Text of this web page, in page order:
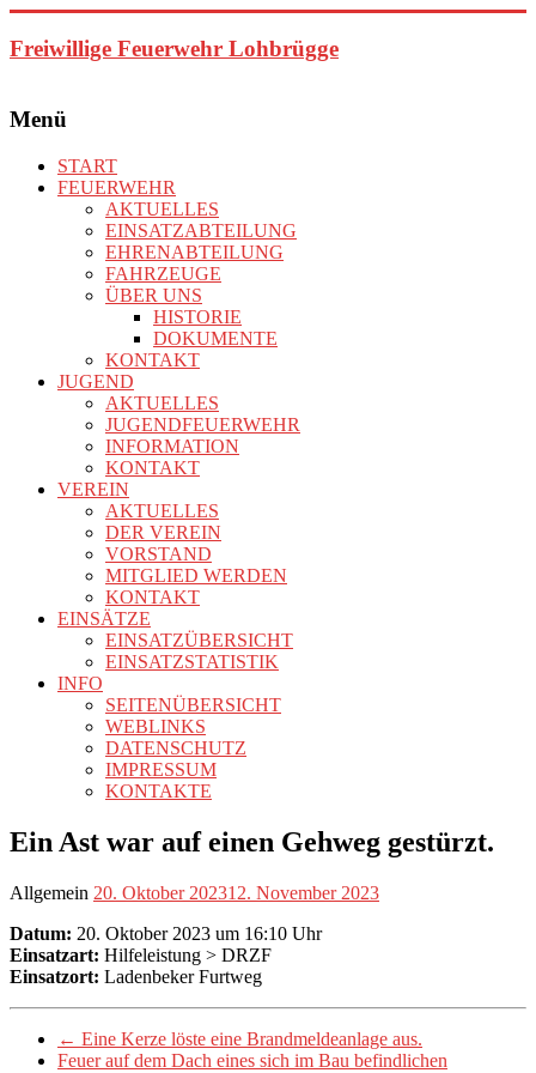
Inhalt
springen
Freiwillige Feuerwehr Lohbrügge
Menü
START
FEUERWEHR
AKTUELLES
EINSATZABTEILUNG
EHRENABTEILUNG
FAHRZEUGE
ÜBER UNS
HISTORIE
DOKUMENTE
KONTAKT
JUGEND
AKTUELLES
JUGENDFEUERWEHR
INFORMATION
KONTAKT
VEREIN
AKTUELLES
DER VEREIN
VORSTAND
MITGLIED WERDEN
KONTAKT
EINSÄTZE
EINSATZÜBERSICHT
EINSATZSTATISTIK
INFO
SEITENÜBERSICHT
WEBLINKS
DATENSCHUTZ
IMPRESSUM
KONTAKTE
Ein Ast war auf einen Gehweg gestürzt.
Allgemein 20. Oktober 202312. November 2023
Datum: 20. Oktober 2023 um 16:10 Uhr
Einsatzart: Hilfeleistung > DRZF
Einsatzort: Ladenbeker Furtweg
← Eine Kerze löste eine Brandmeldeanlage aus.
Feuer auf dem Dach eines sich im Bau befindlichen